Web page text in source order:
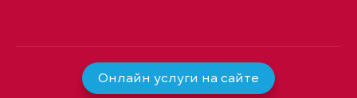
Онлайн услуги на сайте